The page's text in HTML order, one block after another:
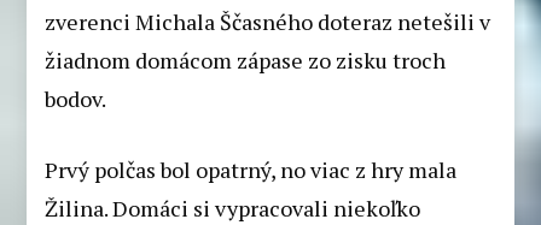
zverenci Michala Ščasného doteraz netešili v
žiadnom domácom zápase zo zisku troch
bodov.
Prvý polčas bol opatrný, no viac z hry mala
Žilina. Domáci si vypracovali niekoľko